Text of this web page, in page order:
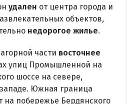
удален от центра города и
объектов,
недорогое жилье.
части восточнее
улиц Промышленной на
шоссе на севере,
Южная граница
побережье Бердянского